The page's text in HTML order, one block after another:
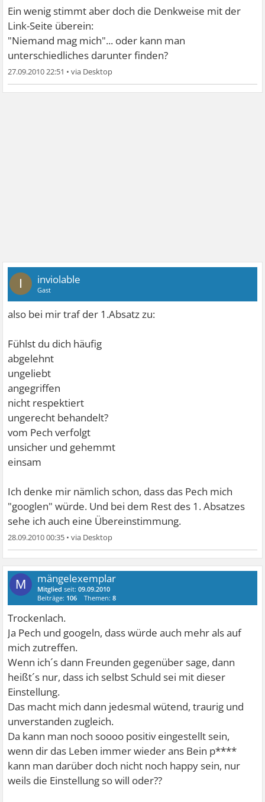
Ein wenig stimmt aber doch die Denkweise mit der
Link-Seite überein:
"Niemand mag mich"... oder kann man
unterschiedliches darunter finden?
27.09.2010 22:51 •
I inviolable
Gast
also bei mir traf der 1.Absatz zu:
Fühlst du dich häufig
abgelehnt
ungeliebt
angegriffen
nicht respektiert
ungerecht behandelt?
vom Pech verfolgt
unsicher und gehemmt
einsam
Ich denke mir nämlich schon, dass das Pech mich
"googlen" würde. Und bei dem Rest des 1. Absatzes
sehe ich auch eine Übereinstimmung.
28.09.2010 00:35 •
M mängelexemplar
Mitglied seit:09.09.2010
Beiträge: 106 Themen:8
Trockenlach.
Ja Pech und googeln, dass würde auch mehr als auf
mich zutreffen.
Wenn ich´s dann Freunden gegenüber sage, dann
heißt´s nur, dass ich selbst Schuld sei mit dieser
Einstellung.
Das macht mich dann jedesmal wütend, traurig und
unverstanden zugleich.
Da kann man noch soooo positiv eingestellt sein,
wenn dir das Leben immer wieder ans Bein p****
kann man darüber doch nicht noch happy sein, nur
weils die Einstellung so will oder??